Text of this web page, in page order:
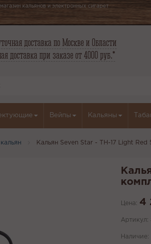
кальянов и электронных сигарет
доставка по Москве и Области
доставка при заказе от 4000 руб.*
Вейпы Кальяны
Кальян Seven Star - TH-17 Light
Цена: 4
Артикул:
Наличие: